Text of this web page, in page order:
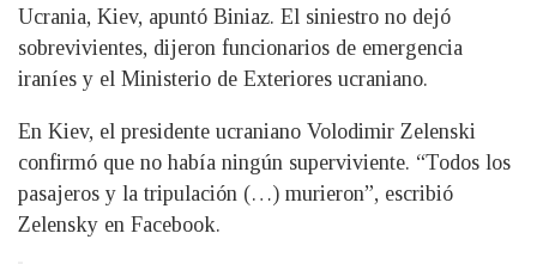
Ucrania, Kiev, apuntó Biniaz. El siniestro no dejó
sobrevivientes, dijeron funcionarios de emergencia
iraníes y el Ministerio de Exteriores ucraniano.
En Kiev, el presidente ucraniano Volodimir Zelenski
confirmó que no había ningún superviviente. “Todos los
pasajeros y la tripulación (…) murieron”, escribió
Zelensky en Facebook.